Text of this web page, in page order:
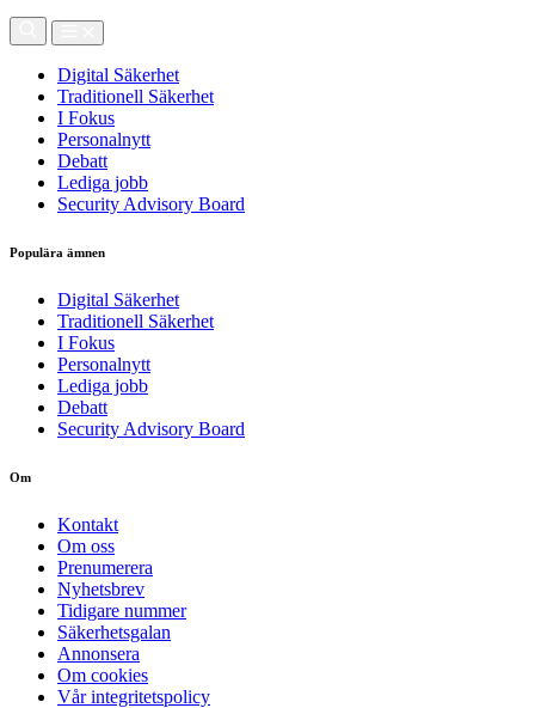
Digital Säkerhet
Traditionell Säkerhet
I Fokus
Personalnytt
Debatt
Lediga jobb
Security Advisory Board
Populära ämnen
Digital Säkerhet
Traditionell Säkerhet
I Fokus
Personalnytt
Lediga jobb
Debatt
Security Advisory Board
Om
Kontakt
Om oss
Prenumerera
Nyhetsbrev
Tidigare nummer
Säkerhetsgalan
Annonsera
Om cookies
Vår integritetspolicy